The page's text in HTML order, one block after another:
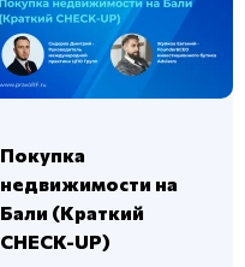
Покупка
недвижимости на
Бали (Краткий
CHECK-UP)